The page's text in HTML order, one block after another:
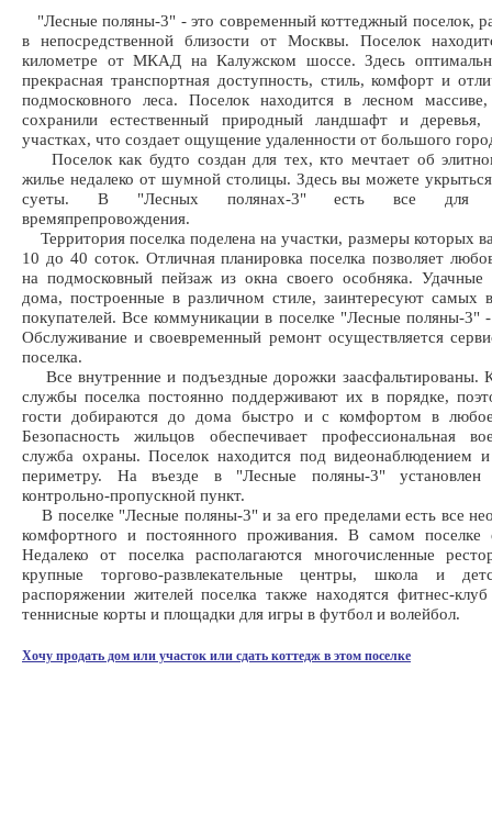
"Лесные поляны-3" - это современный коттеджный поселок,
в непосредственной близости от Москвы. Поселок
километре от МКАД на Калужском шоссе. Здесь
прекрасная транспортная доступность, стиль, комфорт и
подмосковного леса. Поселок находится в лесном
сохранили естественный природный ландшафт и
участках, что создает ощущение удаленности от большого
Поселок как будто создан для тех, кто мечтает об
жилье недалеко от шумной столицы. Здесь вы можете
суеты. В "Лесных полянах-3" есть все для
времяпрепровождения.
Территория поселка поделена на участки, размеры которых
10 до 40 соток. Отличная планировка поселка позволяет
на подмосковный пейзаж из окна своего особняка. Удачные
дома, построенные в различном стиле, заинтересуют самых
покупателей. Все коммуникации в поселке "Лесные поляны-3"
Обслуживание и своевременный ремонт осуществляется
поселка.
Все внутренние и подъездные дорожки заасфальтированы.
службы поселка постоянно поддерживают их в порядке,
гости добираются до дома быстро и с комфортом в
Безопасность жильцов обеспечивает профессиональная
служба охраны. Поселок находится под видеонаблюдением
периметру. На въезде в "Лесные поляны-3" установлен
контрольно-пропускной пункт.
В поселке "Лесные поляны-3" и за его пределами есть все
комфортного и постоянного проживания. В самом поселке
Недалеко от поселка располагаются многочисленные
крупные торгово-развлекательные центры, школа и
распоряжении жителей поселка также находятся фитнес-
теннисные корты и площадки для игры в футбол и волейбол.
Хочу продать дом или участок или сдать коттедж в этом поселке